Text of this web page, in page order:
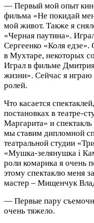
— Первый мой опыт
фильма «Не покидай
мой живот. Также я
«Черная паутина».
Сергеенко «Коля едзе».
в Мухтаре, некоторых
Играл в фильме
жизни». Сейчас я
ролей.
Что касается
постановках в театре-
Маргарита» и
мы ставим дипломной
театральной студии
«Мушка-зелянушка і
роли комарика я очень
этому спектаклю меня
мастер – Мищенчук
— Первые пару
очень тяжело.